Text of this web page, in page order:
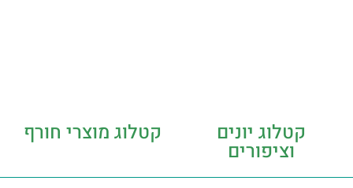
קטלוג יונים
וציפורים
קטלוג מוצרי חורף